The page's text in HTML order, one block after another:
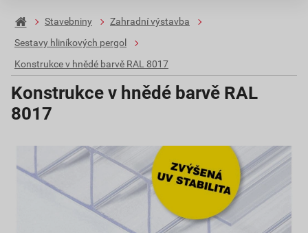
Stavebniny
Zahradní výstavba
Sestavy hliníkových pergol
Konstrukce v hnědé barvě RAL 8017
Konstrukce v hnědé barvě RAL
8017